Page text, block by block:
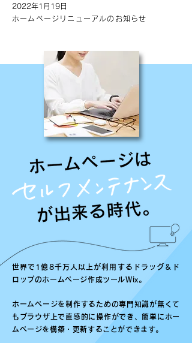
2022年1月19日
ホームページリニューアルのお知らせ
世界で1億8千万人以上が利用するドラッグ＆ド
ロップのホームページ作成ツールWix。
ホームページを制作するための専門知識が無くて
もブラウザ上で直感的に操作ができ、簡単にホー
ムページを構築・更新することができます。